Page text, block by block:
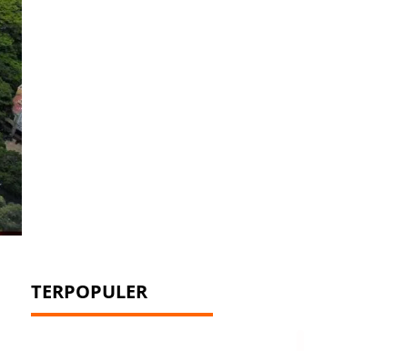
TERPOPULER